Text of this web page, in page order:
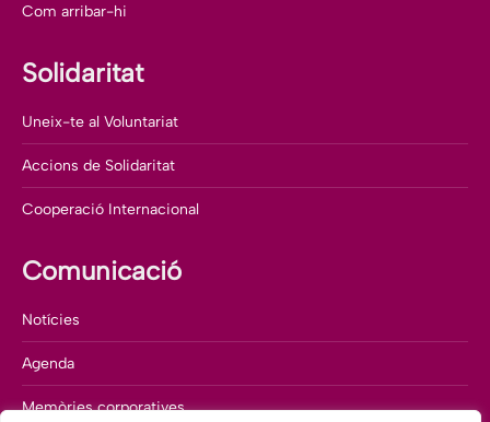
Com arribar-hi
Solidaritat
Uneix-te al Voluntariat
Accions de Solidaritat
Cooperació Internacional
Comunicació
Notícies
Agenda
Memòries corporatives